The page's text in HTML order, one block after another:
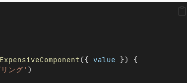
ExpensiveComponent({ value }) {
ング' )